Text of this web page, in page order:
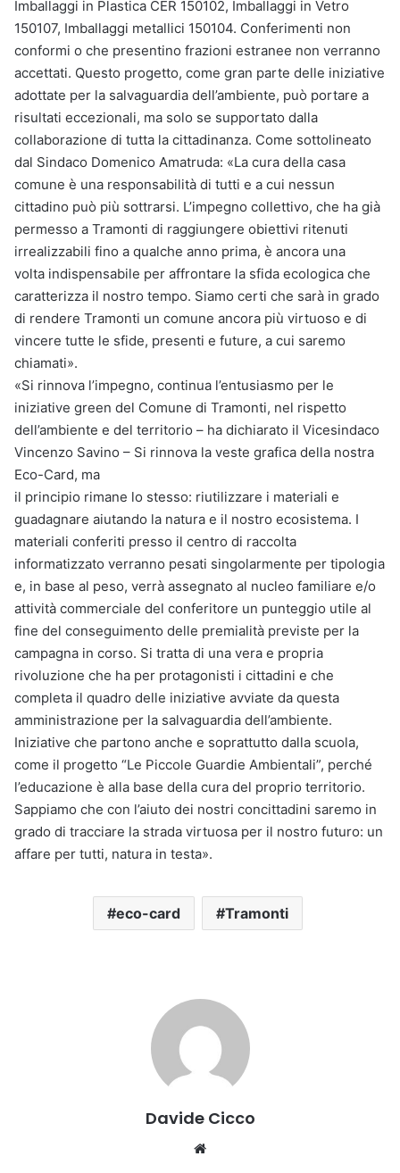
Imballaggi in Plastica CER 150102, Imballaggi in Vetro
150107, Imballaggi metallici 150104. Conferimenti non
conformi o che presentino frazioni estranee non verranno
accettati. Questo progetto, come gran parte delle iniziative
adottate per la salvaguardia dell’ambiente, può portare a
risultati eccezionali, ma solo se supportato dalla
collaborazione di tutta la cittadinanza. Come sottolineato
dal Sindaco Domenico Amatruda: «La cura della casa
comune è una responsabilità di tutti e a cui nessun
cittadino può più sottrarsi. L’impegno collettivo, che ha già
permesso a Tramonti di raggiungere obiettivi ritenuti
irrealizzabili fino a qualche anno prima, è ancora una
volta indispensabile per affrontare la sfida ecologica che
caratterizza il nostro tempo. Siamo certi che sarà in grado
di rendere Tramonti un comune ancora più virtuoso e di
vincere tutte le sfide, presenti e future, a cui saremo
chiamati».
«Si rinnova l’impegno, continua l’entusiasmo per le
iniziative green del Comune di Tramonti, nel rispetto
dell’ambiente e del territorio – ha dichiarato il Vicesindaco
Vincenzo Savino – Si rinnova la veste grafica della nostra
Eco-Card, ma
il principio rimane lo stesso: riutilizzare i materiali e
guadagnare aiutando la natura e il nostro ecosistema. I
materiali conferiti presso il centro di raccolta
informatizzato verranno pesati singolarmente per tipologia
e, in base al peso, verrà assegnato al nucleo familiare e/o
attività commerciale del conferitore un punteggio utile al
fine del conseguimento delle premialità previste per la
campagna in corso. Si tratta di una vera e propria
rivoluzione che ha per protagonisti i cittadini e che
completa il quadro delle iniziative avviate da questa
amministrazione per la salvaguardia dell’ambiente.
Iniziative che partono anche e soprattutto dalla scuola,
come il progetto “Le Piccole Guardie Ambientali”, perché
l’educazione è alla base della cura del proprio territorio.
Sappiamo che con l’aiuto dei nostri concittadini saremo in
grado di tracciare la strada virtuosa per il nostro futuro: un
affare per tutti, natura in testa».
eco-card Tramonti
Davide Cicco